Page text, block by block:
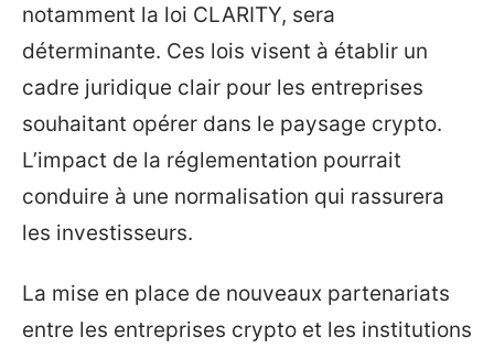
notamment la loi CLARITY, sera
déterminante. Ces lois visent à établir un
cadre juridique clair pour les entreprises
souhaitant opérer dans le paysage crypto.
L’impact de la réglementation pourrait
conduire à une normalisation qui rassurera
les investisseurs.
La mise en place de nouveaux partenariats
entre les entreprises crypto et les institutions